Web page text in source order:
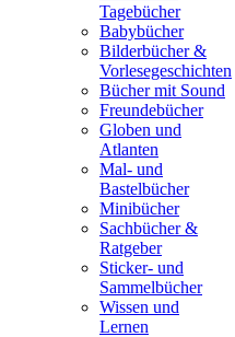
Tagebücher
Babybücher
Bilderbücher &
Vorlesegeschichten
Bücher mit Sound
Freundebücher
Globen und
Atlanten
Mal- und
Bastelbücher
Minibücher
Sachbücher &
Ratgeber
Sticker- und
Sammelbücher
Wissen und
Lernen